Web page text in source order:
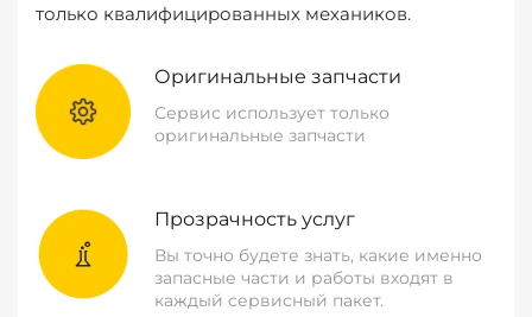
только квалифицированных механиков.
Оригинальные запчасти
Сервис использует только
оригинальные запчасти
Прозрачность услуг
Вы точно будете знать, какие именно
запасные части и работы входят в
каждый сервисный пакет.